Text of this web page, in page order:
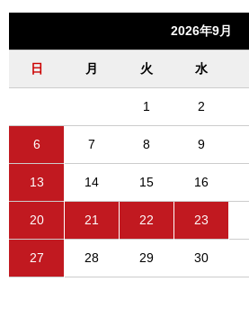
2026年9月
日 月 火 水
1 2
6 7 8 9
13 14 15 16
20 21 22 23
27 28 29 30